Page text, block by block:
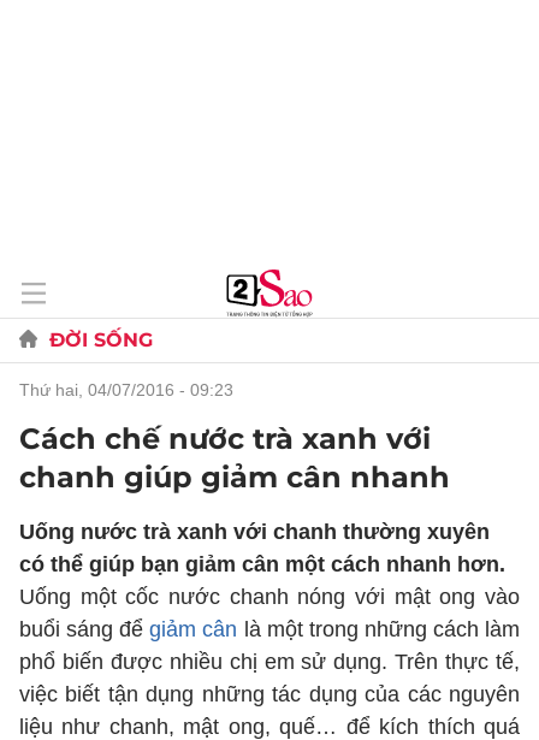
ĐỜI SỐNG
thứ hai, 04/07/2016 - 09:23
Cách chế nước trà xanh với
chanh giúp giảm cân nhanh
Uống nước trà xanh với chanh thường xuyên
có thể giúp bạn giảm cân một cách nhanh hơn.
Uống một cốc nước chanh nóng với mật ong vào
buổi sáng để giảm cân là một trong những cách làm
phổ biến được nhiều chị em sử dụng. Trên thực tế,
việc biết tận dụng những tác dụng của các nguyên
liệu như chanh, mật ong, quế… để kích thích quá